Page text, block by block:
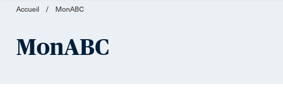
Accueil / MonABC
MonABC